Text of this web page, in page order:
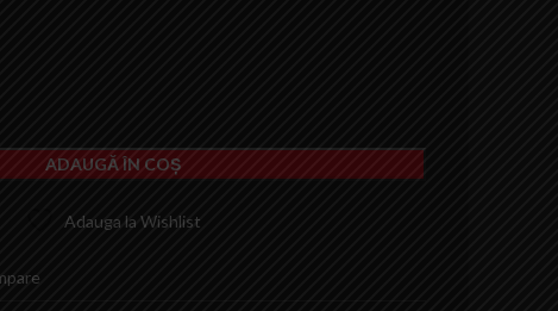
ADAUGĂ ÎN COȘ
Adauga la Wishlist